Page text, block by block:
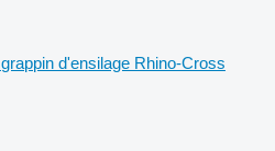
grappin d'ensilage Rhino-Cross